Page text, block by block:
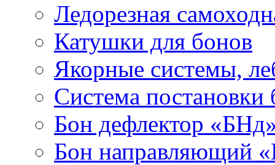
Ледорезная
Катушки для бонов
Якорные системы,
Система
Бон дефлектор
Бон направляющий